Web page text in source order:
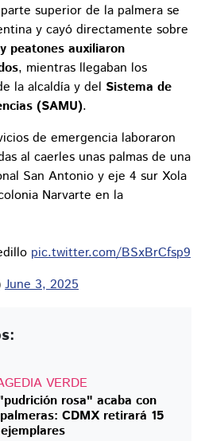
superior de la palmera se
y cayó directamente sobre
peatones auxiliaron
, mientras llegaban los
la alcaldía y del Sistema de
(SAMU).
de emergencia laboraron
al caerles unas palmas de una
San Antonio y eje 4 sur Xola
Narvarte en la
pic.twitter.com/BSxBrCfsp9
June 3, 2025
VERDE
rosa" acaba con
CDMX retirará 15